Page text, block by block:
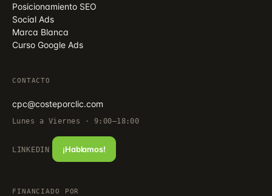
Posicionamiento SEO
Social Ads
Marca Blanca
Curso Google Ads
CONTACTO
cpc@costeporclic.com
Lunes a Viernes · 9:00–18:00
LINKEDIN ¡Hablamos!
FINANCIADO POR